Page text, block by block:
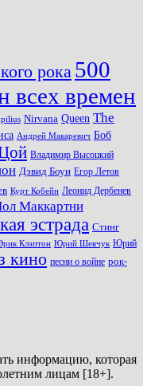
рока 500
всех времен
Nirvana Queen The
Андрей Макаревич Боб
Владимир Высоцкий
Дэвид Боуи Егор Летов
Курт Кобейн Леонид Дербенев
Маккартни
эстрада Стинг
Клэптон Юрий Шевчук Юрий
кино песни о войне рок-
информацию, которая
лицам [18+].